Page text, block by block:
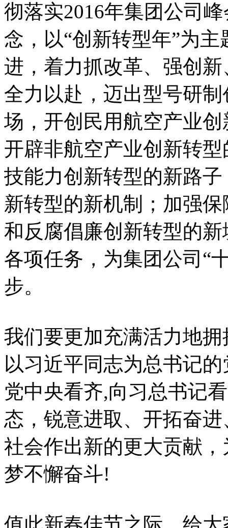
彻落实2016年集团公司
念，以“创新转型年”为
进，着力抓改革、强创
全力以赴，迈出型号研
场，开创民用航空产业
开辟非航空产业创新转
技能力创新转型的新路
新转型的新机制；加强
和反腐倡廉创新转型的
各项任务，为集团公司“
步。
我们要更加充满活力地
以习近平同志为总书记
党中央看齐,向习总书记
态，锐意进取、开拓奋
社会作出新的更大贡献
梦不懈奋斗!